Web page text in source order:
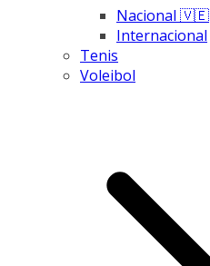
Nacional 🇻🇪
Internacional
Tenis
Voleibol